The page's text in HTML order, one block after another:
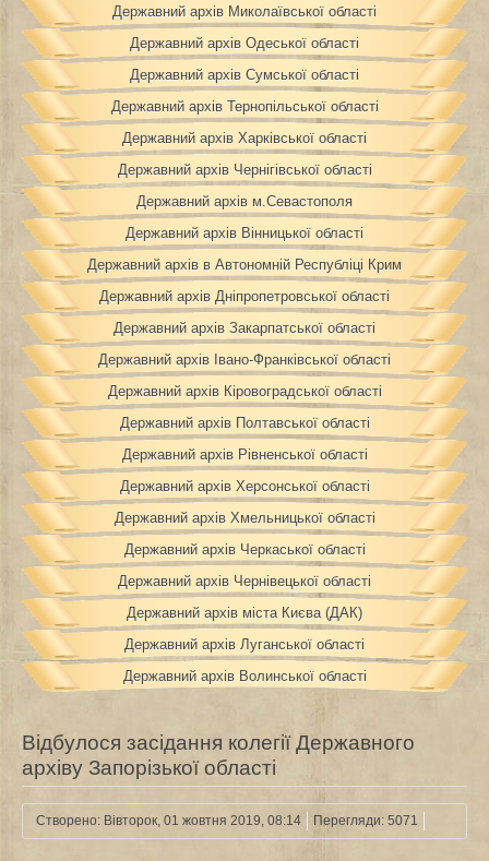
Державний архів Миколаївської області
Державний архів Одеської області
Державний архів Сумської області
Державний архів Тернопільської області
Державний архів Харківської області
Державний архів Чернігівської області
Державний архів м.Севастополя
Державний архів Вінницької області
Державний архів в Автономній Республіці Крим
Державний архів Дніпропетровської області
Державний архів Закарпатської області
Державний архів Івано-Франківської області
Державний архів Кіровоградської області
Державний архів Полтавської області
Державний архів Рівненської області
Державний архів Херсонської області
Державний архів Хмельницької області
Державний архів Черкаської області
Державний архів Чернівецької області
Державний архів міста Києва (ДАК)
Державний архів Луганської області
Державний архів Волинської області
Відбулося засідання колегії Державного
архіву Запорізької області
Створено: Вівторок, 01 жовтня 2019, 08:14 Перегляди: 5071